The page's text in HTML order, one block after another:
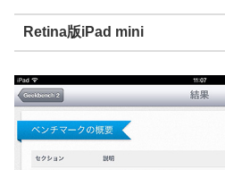
Retina版iPad mini